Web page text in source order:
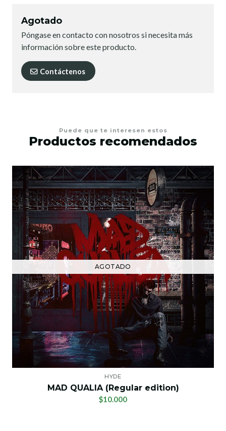
Agotado
Póngase en contacto con nosotros si necesita más
información sobre este producto.
Contáctenos
Puede que te interesen estos
Productos recomendados
AGOTADO
HYDE
MAD QUALIA (Regular edition)
$10.000